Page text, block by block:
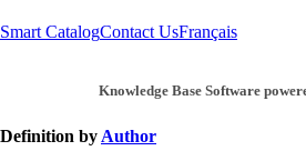
Smart CatalogContact UsFrançais
Knowledge Base Software
Definition by Author